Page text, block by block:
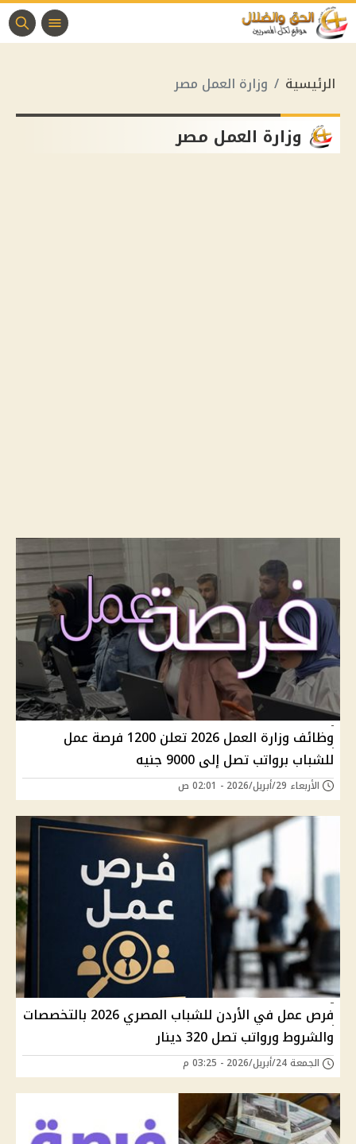
الرئيسية وزارة العمل مصر
وزارة العمل مصر
وظائف وزارة العمل 2026 تعلن 1200 فرصة عمل
للشباب برواتب تصل إلى 9000 جنيه
الأربعاء 29/أبريل/2026 - 02:01 ص
فرص عمل في الأردن للشباب المصري 2026 بالتخصصات
والشروط ورواتب تصل 320 دينار
الجمعة 24/أبريل/2026 - 03:25 م